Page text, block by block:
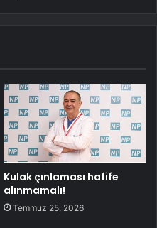
Kulak çınlaması hafife
alınmamalı!
Temmuz 25, 2026